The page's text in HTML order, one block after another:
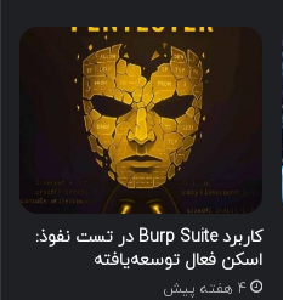
کاربرد Burp Suite در تست نفوذ:
اسکن فعال توسعه‌یافته
4 هفته پیش